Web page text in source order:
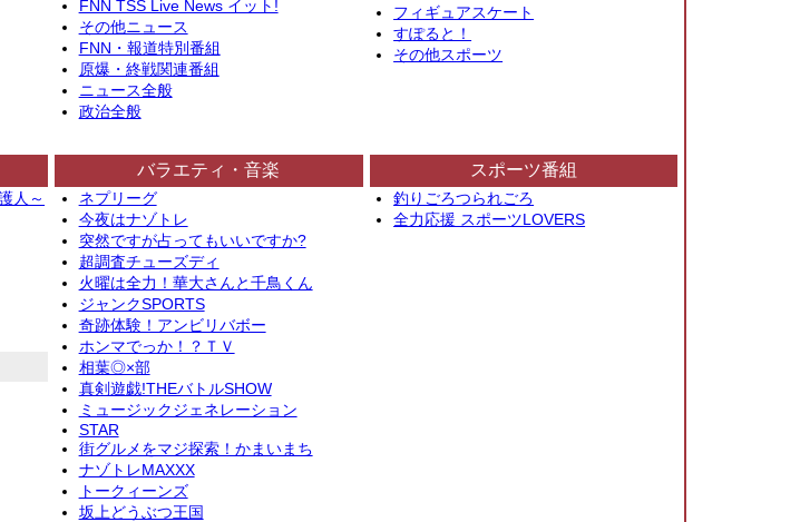
FNN TSS Live News イット!
その他ニュース
FNN・報道特別番組
原爆・終戦関連番組
ニュース全般
政治全般
フィギュアスケート
すぽると！
その他スポーツ
人～
バラエティ・音楽
ネプリーグ
今夜はナゾトレ
突然ですが占ってもいいですか?
超調査チューズディ
火曜は全力！華大さんと千鳥くん
ジャンクSPORTS
奇跡体験！アンビリバボー
ホンマでっか！？ＴＶ
相葉◎×部
真剣遊戯!THEバトルSHOW
ミュージックジェネレーション
STAR
街グルメをマジ探索！かまいまち
ナゾトレMAXXX
トークィーンズ
坂上どうぶつ王国
スポーツ番組
釣りごろつられごろ
全力応援 スポーツLOVERS